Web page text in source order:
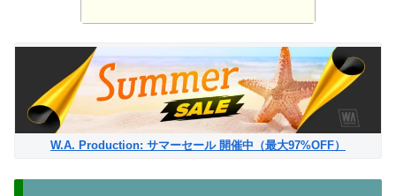
W.A. Production: サマーセール 開催中（最大97%OFF）